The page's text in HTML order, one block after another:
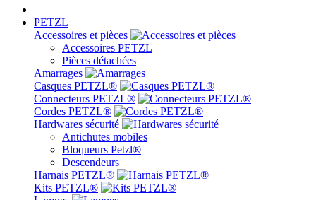
PETZL
Accessoires et pièces
Accessoires PETZL
Pièces détachées
Amarrages
Casques PETZL®
Connecteurs PETZL®
Cordes PETZL®
Hardwares sécurité
Antichutes mobiles
Bloqueurs Petzl®
Descendeurs
Harnais PETZL®
Kits PETZL®